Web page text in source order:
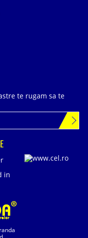
te rugam sa te
in